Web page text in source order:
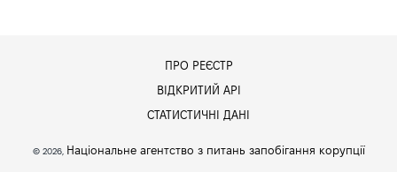
ПРО РЕЄСТР
ВІДКРИТИЙ АРІ
СТАТИСТИЧНІ ДАНІ
© 2026, Національне агентство з питань запобігання корупції